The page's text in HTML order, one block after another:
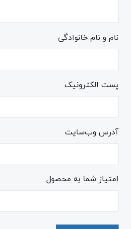
نام و نام خانوادگی
پست الکترونیک
آدرس وب‌سایت
امتیاز شما به محصول